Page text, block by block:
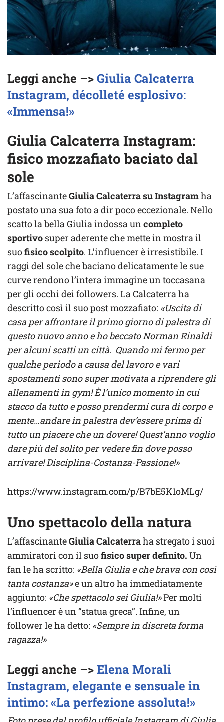
Leggi anche –>Giulia Calcaterra
Instagram, décolleté esplosivo:
«Immensa!»
Giulia Calcaterra Instagram:
fisico mozzafiato baciato dal
sole
L’affascinanteGiulia Calcaterra su Instagramha
postato una sua foto a dir poco eccezionale. Nello
scatto la bella Giulia indossa uncompleto
sportivo super aderente che mette in mostra il
suofisico scolpito. L’influencer è irresistibile. I
raggi del sole che baciano delicatamente le sue
curve rendono l’intera immagine un toccasana
per gli occhi dei followers. La Calcaterra ha
descritto così il suo post mozzafiato: «Uscita di
casa per affrontare il primo giorno di palestra di
questo nuovo anno e ho beccato Norman Rinaldi
per alcuni scatti un città. Quando mi fermo per
qualche periodo a causa del lavoro e vari
spostamenti sono super motivata a riprendere gli
allenamenti in gym! È l’unico momento in cui
stacco da tutto e posso prendermi cura di corpo e
mente…andare in palestra dev’essere prima di
tutto un piacere che un dovere! Quest’anno voglio
dare più del solito per vedere fin dove posso
arrivare! Disciplina-Costanza-Passione!»
https://www.instagram.com/p/B7bE5K1oMLg/
Uno spettacolo della natura
L’affascinanteGiulia Calcaterraha stregato i suoi
ammiratori con il suofisico super definito. Un
fan le ha scritto: «Bella Giulia e che brava con così
tanta costanza»e un altro ha immediatamente
aggiunto: «Che spettacolo sei Giulia!»Per molti
l’influencer è un “statua greca”. Infine, un
follower le ha detto: «Sempre in discreta forma
ragazza!»
Leggi anche –>Elena Morali
Instagram, elegante e sensuale in
intimo: «La perfezione assoluta!»